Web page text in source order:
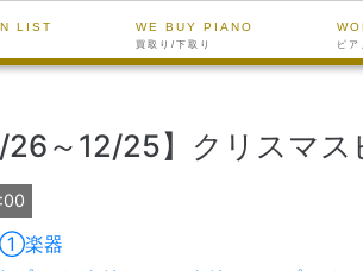
LIST WE BUY PIANO
買取り/下取り ピア
26～12/25】クリスマ
①楽器